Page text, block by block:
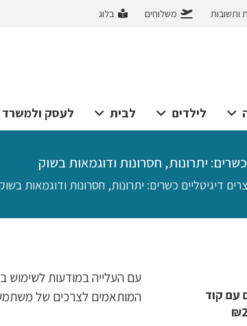
ותשובות משלוחים בלוג
לילדים לבית לעסק ולמשרד
יתרונות, חסרונות ודוגמאות בשוק
דיגיטליים כשרים: יתרונות, חסרונות ודוגמאות
עם העלייה במודעות לשימוש
המותאמים לצרכים של
עם קוד